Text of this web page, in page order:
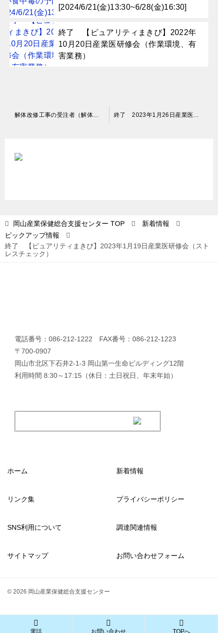
[2024/6/21(金)13:30~6/28(金)16:30]
終了 【ピュアリティまきび】2022年
10月20日産業医研修会（作業環境、有
害業務）
ョ
ン
岡山産業保健総合支援センター TOP
新着情報
ピックアップ情報
終了 【ピュアリティまきび】2023年1月19日産業医研修会（スト
レスチェック）
電話番号：086-212-1222 FAX番号：086-212-1223
〒700-0907
岡山市北区下石井2-1-3 岡山第一生命ビルディング12階
利用時間 8:30～17:15（休日：土日祝日、年末年始）
ホーム 新着情報
リンク集 プライバシーポリシー
SNS利用について 調達関連情報
サイトマップ お問い合わせフォーム
© 2026 岡山産業保健総合支援センター
電話 お問い合わせ TOPへ